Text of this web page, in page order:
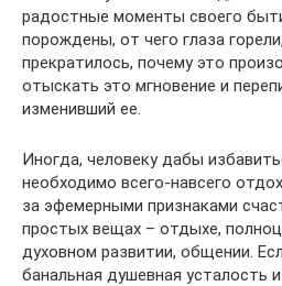
радостные моменты своего
порождены, от чего глаза
прекратилось, почему это
отыскать это мгновение и
изменивший ее.
Иногда, человеку дабы
необходимо всего-навсего
за эфемерными признаками
простых вещах – отдыхе,
духовном развитии, общении.
банальная душевная усталость